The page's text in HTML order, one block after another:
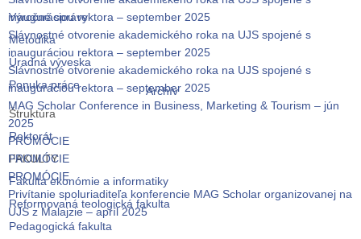
Výročné správy
Metodika
Úradná výveska
Ponuka práce
Archív
Štruktúra
Rektorát
FAKULTY
Fakulta ekonómie a informatiky
Reformovaná teologická fakulta
Pedagogická fakulta
inauguráciou rektora – september 2025
Slávnostné otvorenie akademického roka na UJS spojené s
inauguráciou rektora – september 2025
Slávnostné otvorenie akademického roka na UJS spojené s
inauguráciou rektora – september 2025
MAG Scholar Conference in Business, Marketing & Tourism – jún
2025
PROMÓCIE
PROMÓCIE
PROMÓCIE
Privítanie spoluriaditeľa konferencie MAG Scholar organizovanej na
UJS z Malajzie – apríl 2025